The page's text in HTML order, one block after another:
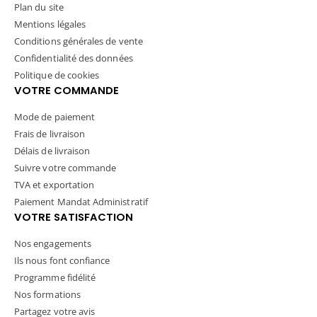
Plan du site
Mentions légales
Conditions générales de vente
Confidentialité des données
Politique de cookies
VOTRE COMMANDE
Mode de paiement
Frais de livraison
Délais de livraison
Suivre votre commande
TVA et exportation
Paiement Mandat Administratif
VOTRE SATISFACTION
Nos engagements
Ils nous font confiance
Programme fidélité
Nos formations
Partagez votre avis